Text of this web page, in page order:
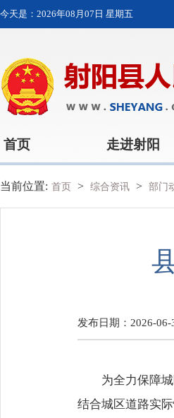
今天是： 2026年08月07日 星期五
首页 走进射阳
当前位置: 首页 > 综合资讯 > 部门
发布日期：2026-06-
为全力保障
结合城区道路实